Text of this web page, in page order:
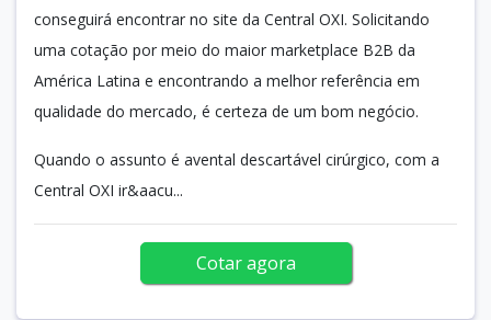
conseguirá encontrar no site da Central OXI. Solicitando
uma cotação por meio do maior marketplace B2B da
América Latina e encontrando a melhor referência em
qualidade do mercado, é certeza de um bom negócio.
Quando o assunto é avental descartável cirúrgico, com a
Central OXI ir&aacu...
Cotar agora